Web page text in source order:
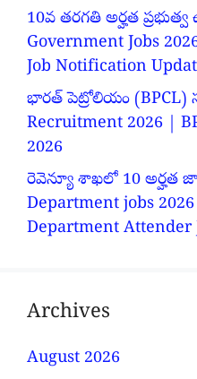
10వ తరగతి అర్హత
Government Jobs
Job Notification
భారత్ పెట్రోలియం (BPCL)
Recruitment 2026 |
2026
రెవెన్యూ శాఖలో 10 అర్హత
Department jobs
Department Attender
Archives
August 2026